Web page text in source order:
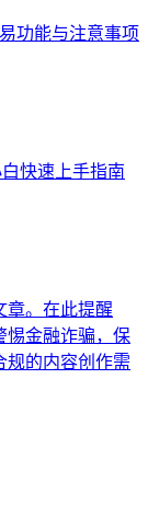
功能与注意事项
快速上手指南
章。在此提醒
惕金融诈骗，保
规的内容创作需